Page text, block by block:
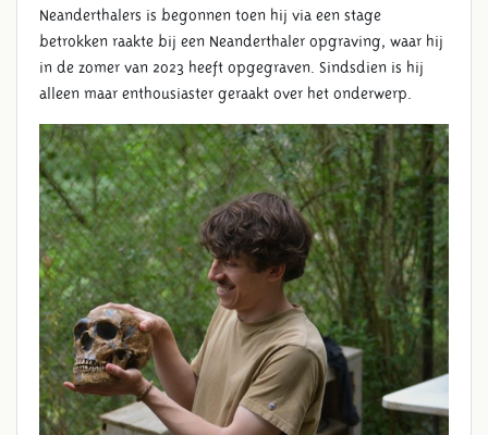
Neanderthalers is begonnen toen hij via een stage
betrokken raakte bij een Neanderthaler opgraving, waar hij
in de zomer van 2023 heeft opgegraven. Sindsdien is hij
alleen maar enthousiaster geraakt over het onderwerp.